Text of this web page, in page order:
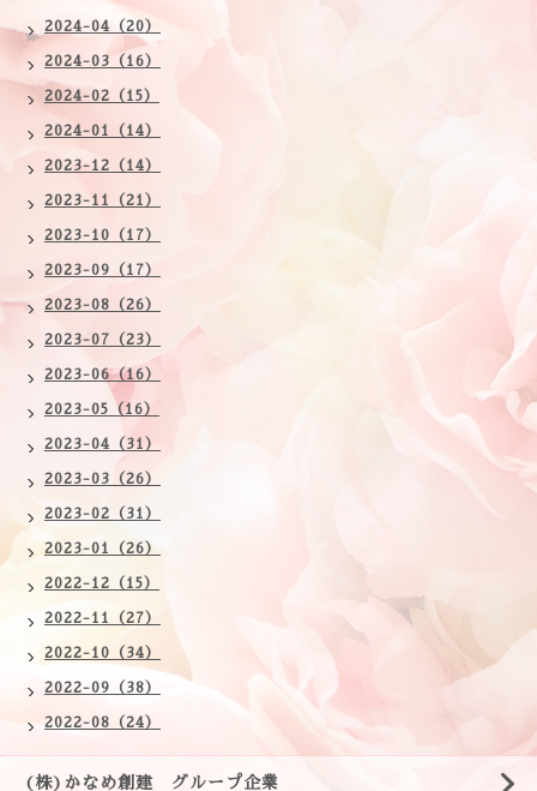
2024-04（20）
2024-03（16）
2024-02（15）
2024-01（14）
2023-12（14）
2023-11（21）
2023-10（17）
2023-09（17）
2023-08（26）
2023-07（23）
2023-06（16）
2023-05（16）
2023-04（31）
2023-03（26）
2023-02（31）
2023-01（26）
2022-12（15）
2022-11（27）
2022-10（34）
2022-09（38）
2022-08（24）
(株)かなめ創建 グループ企業